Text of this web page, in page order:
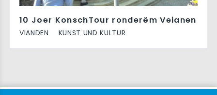
10 Joer KonschTour ronderëm Veianen
VIANDEN KUNST UND KULTUR